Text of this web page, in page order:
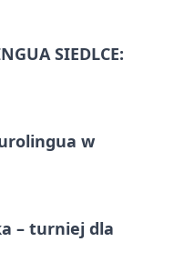
SIEDLCE:
w
– turniej dla